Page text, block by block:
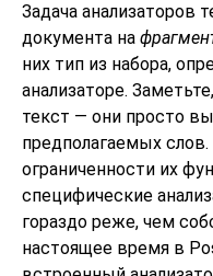
Задача анализаторов
документа на
них тип из набора,
анализаторе.
текст — они просто
предполагаемых
ограниченности их
специфические
гораздо реже, чем
настоящее время в